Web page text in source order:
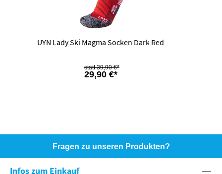
UYN Lady Ski Magma Socken Dark Red
29,90 €*
39,90 €*
Fragen zu unseren Produkten?
Infos zum Einkauf